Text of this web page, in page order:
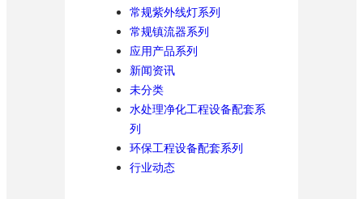
常规紫外线灯系列
常规镇流器系列
应用产品系列
新闻资讯
未分类
水处理净化工程设备配套系
列
环保工程设备配套系列
行业动态